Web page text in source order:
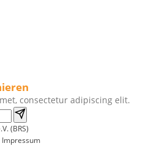
consectetur adipiscing elit.
(BRS)
Impressum